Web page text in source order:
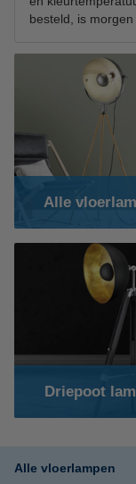
besteld, is morgen
Alle
Driepoot
Alle vloerlampen